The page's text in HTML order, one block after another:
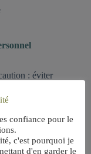
: éviter
d’une ou
d’une
nous. Non
notre vie,
Évitons
confiance pour le
c'est pourquoi je
d'en garder le